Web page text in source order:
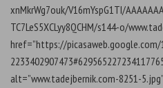
xnMkrWg7ouk/V16mYspG1TI/
TC7LeS5XCLyy8QCHM/s144-o/
href=”https://picasaweb.google.com/
alt=”www.tadejbernik.com-8251-